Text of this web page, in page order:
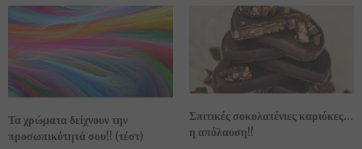
Τα χρώματα δείχνουν την
προσωπικότητά σου!! (τέστ)
Σπιτικές σοκολατένιες καριόκες…
η απόλαυση!!